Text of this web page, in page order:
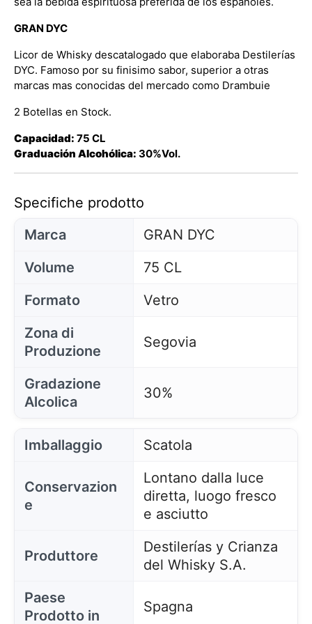
GRAN DYC
Licor de Whisky descatalogado que elaboraba Destilerías
DYC. Famoso por su finisimo sabor, superior a otras
marcas mas conocidas del mercado como Drambuie
2 Botellas en Stock.
Capacidad: 75 CL
Graduación Alcohólica: 30%Vol.
Specifiche prodotto
Marca
GRAN DYC
Volume
75 CL
Formato
Vetro
Zona di
Produzione
Segovia
Gradazione
Alcolica
30%
Imballaggio Scatola
Conservazion
e
Lontano dalla luce
diretta, luogo fresco
e asciutto
Produttore
Destilerías y Crianza
del Whisky S.A.
Paese
Prodotto in
Spagna